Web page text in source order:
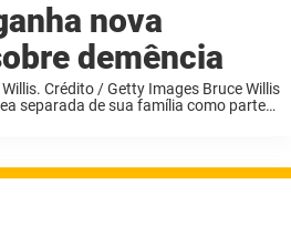
nova
demência
Crédito / Getty Images Bruce Willis
separada de sua família como parte